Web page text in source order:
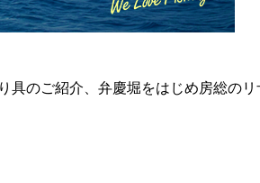
のご紹介、弁慶堀をはじめ房総の